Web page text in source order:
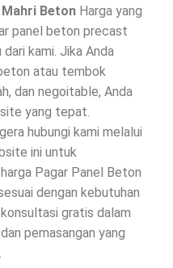
Mahri Beton Harga yang
panel beton precast
kami. Jika Anda
atau tembok
dan negoitable, Anda
yang tepat.
hubungi kami melalui
ini untuk
Pagar Panel Beton
dengan kebutuhan
gratis dalam
pemasangan yang